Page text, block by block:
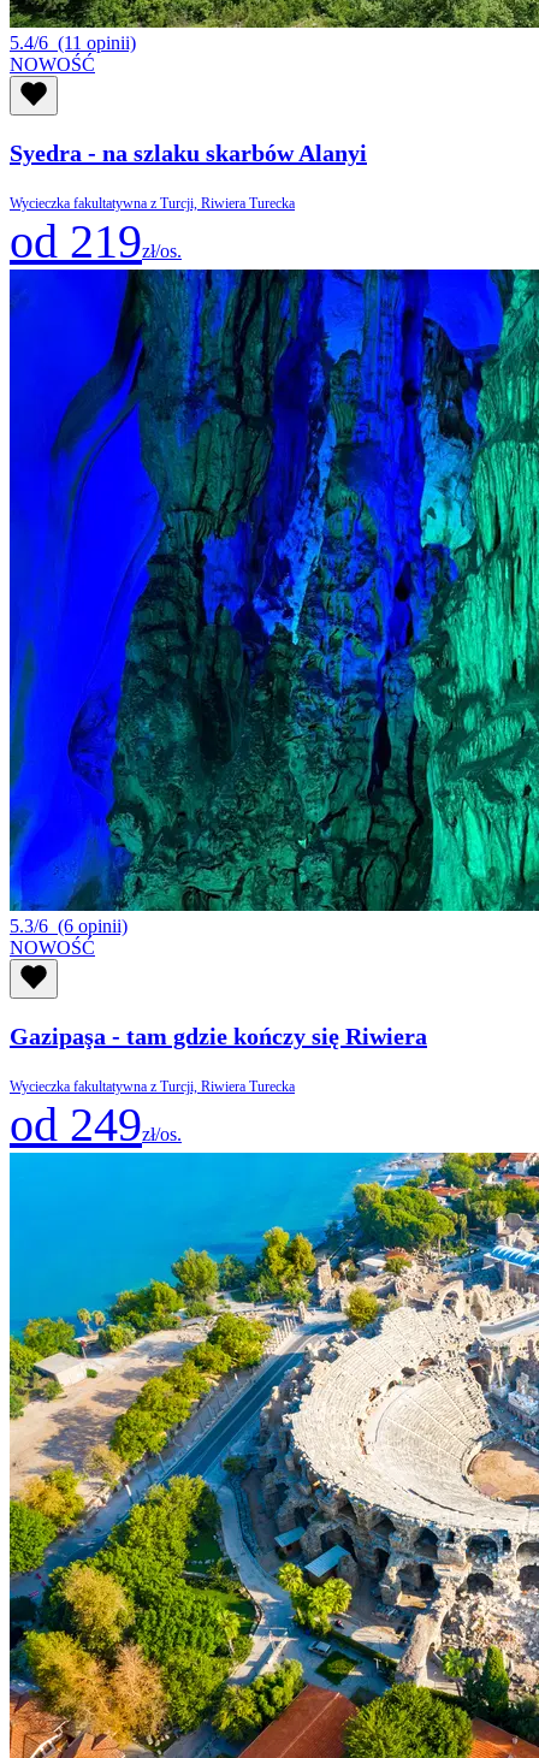
5.4/6 (11 opinii)
NOWOŚĆ
Syedra - na szlaku skarbów Alanyi
Wycieczka fakultatywna z Turcji, Riwiera Turecka
od 219zł/os.
5.3/6 (6 opinii)
NOWOŚĆ
Gazipaşa - tam gdzie kończy się Riwiera
Wycieczka fakultatywna z Turcji, Riwiera Turecka
od 249zł/os.